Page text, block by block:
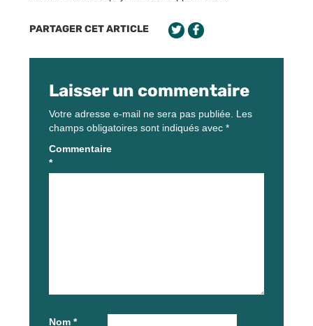
PARTAGER CET ARTICLE
Laisser un commentaire
Votre adresse e-mail ne sera pas publiée. Les
champs obligatoires sont indiqués avec *
Commentaire
*
Nom *